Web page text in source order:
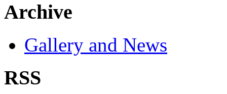
Archive
Gallery and News
RSS